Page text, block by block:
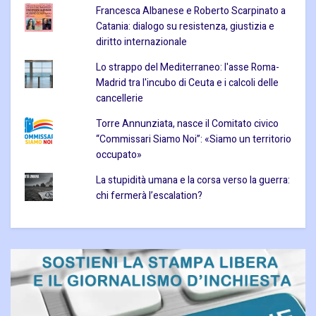
Francesca Albanese e Roberto Scarpinato a
Catania: dialogo su resistenza, giustizia e
diritto internazionale
Lo strappo del Mediterraneo: l'asse Roma-
Madrid tra l'incubo di Ceuta e i calcoli delle
cancellerie
Torre Annunziata, nasce il Comitato civico
“Commissari Siamo Noi”: «Siamo un territorio
occupato»
La stupidità umana e la corsa verso la guerra:
chi fermerà l’escalation?